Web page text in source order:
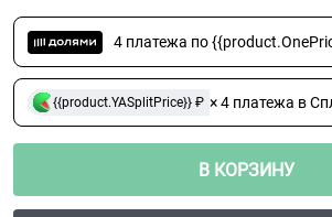
4 платежа по
{{product.YASplitPrice}} ₽ × 4 платежа в
В КОРЗИНУ